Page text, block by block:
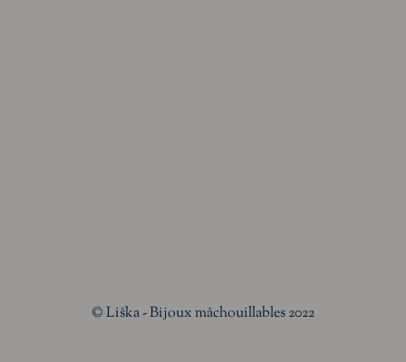
© Liška - Bijoux mâchouillables 2022